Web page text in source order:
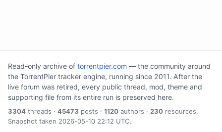
Read-only archive of torrentpier.com — the community around
the TorrentPier tracker engine, running since 2011. After the
live forum was retired, every public thread, mod, theme and
supporting file from its entire run is preserved here.
3304 threads · 45473 posts · 1120 authors · 230 resources.
Snapshot taken 2026-05-10 22:12 UTC.